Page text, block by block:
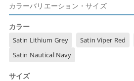
カラーバリエーション・サイズ
カラー
Satin Lithium Grey Satin Viper Red
Satin Nautical Navy
サイズ